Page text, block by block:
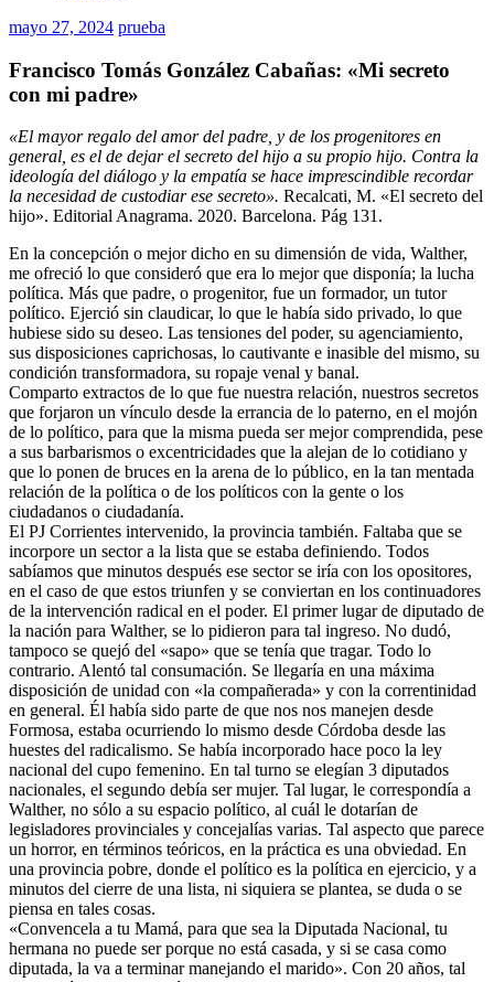
mayo 27, 2024 prueba
Francisco Tomás González Cabañas: «Mi secreto
con mi padre»
«El mayor regalo del amor del padre, y de los progenitores en
general, es el de dejar el secreto del hijo a su propio hijo. Contra la
ideología del diálogo y la empatía se hace imprescindible recordar
la necesidad de custodiar ese secreto». Recalcati, M. «El secreto del
hijo». Editorial Anagrama. 2020. Barcelona. Pág 131.
En la concepción o mejor dicho en su dimensión de vida, Walther,
me ofreció lo que consideró que era lo mejor que disponía; la lucha
política. Más que padre, o progenitor, fue un formador, un tutor
político. Ejerció sin claudicar, lo que le había sido privado, lo que
hubiese sido su deseo. Las tensiones del poder, su agenciamiento,
sus disposiciones caprichosas, lo cautivante e inasible del mismo, su
condición transformadora, su ropaje venal y banal.
Comparto extractos de lo que fue nuestra relación, nuestros secretos
que forjaron un vínculo desde la errancia de lo paterno, en el mojón
de lo político, para que la misma pueda ser mejor comprendida, pese
a sus barbarismos o excentricidades que la alejan de lo cotidiano y
que lo ponen de bruces en la arena de lo público, en la tan mentada
relación de la política o de los políticos con la gente o los
ciudadanos o ciudadanía.
El PJ Corrientes intervenido, la provincia también. Faltaba que se
incorpore un sector a la lista que se estaba definiendo. Todos
sabíamos que minutos después ese sector se iría con los opositores,
en el caso de que estos triunfen y se conviertan en los continuadores
de la intervención radical en el poder. El primer lugar de diputado de
la nación para Walther, se lo pidieron para tal ingreso. No dudó,
tampoco se quejó del «sapo» que se tenía que tragar. Todo lo
contrario. Alentó tal consumación. Se llegaría en una máxima
disposición de unidad con «la compañerada» y con la correntinidad
en general. Él había sido parte de que nos nos manejen desde
Formosa, estaba ocurriendo lo mismo desde Córdoba desde las
huestes del radicalismo. Se había incorporado hace poco la ley
nacional del cupo femenino. En tal turno se elegían 3 diputados
nacionales, el segundo debía ser mujer. Tal lugar, le correspondía a
Walther, no sólo a su espacio político, al cuál le dotarían de
legisladores provinciales y concejalías varias. Tal aspecto que parece
un horror, en términos teóricos, en la práctica es una obviedad. En
una provincia pobre, donde el político es la política en ejercicio, y a
minutos del cierre de una lista, ni siquiera se plantea, se duda o se
piensa en tales cosas.
«Convencela a tu Mamá, para que sea la Diputada Nacional, tu
hermana no puede ser porque no está casada, y si se casa como
diputada, la va a terminar manejando el marido». Con 20 años, tal